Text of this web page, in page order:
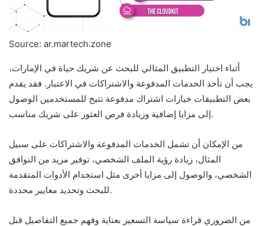
Source: ar.martech.zone
أثناء اختيار التطبيق المثالي للبحث عن شريك حياة في الإمارات،
يجب أن تأخذ الخدمات المدفوعة والاشتراكات في الاعتبار. فقد يقدم
بعض التطبيقات خيارات اشتراك مدفوعة تتيح للمستخدمين الوصول
إلى مزايا إضافية وزيادة فرص العثور على شريك مناسب.
من الإمكان أن تشمل الخدمات المدفوعة والاشتراكات على سبيل
المثال، زيادة رؤية الملف الشخصي، توفير مزيد من التوافق
الشخصي، والوصول إلى مزايا أخرى مثل استخدام الأدوات المتقدمة
للبحث وتحديد معايير محددة.
من الضروري قراءة سياسة التسعير بعناية وفهم جميع التفاصيل قبل